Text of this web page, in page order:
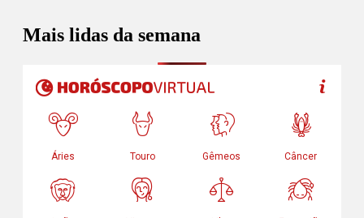
Mais lidas da semana